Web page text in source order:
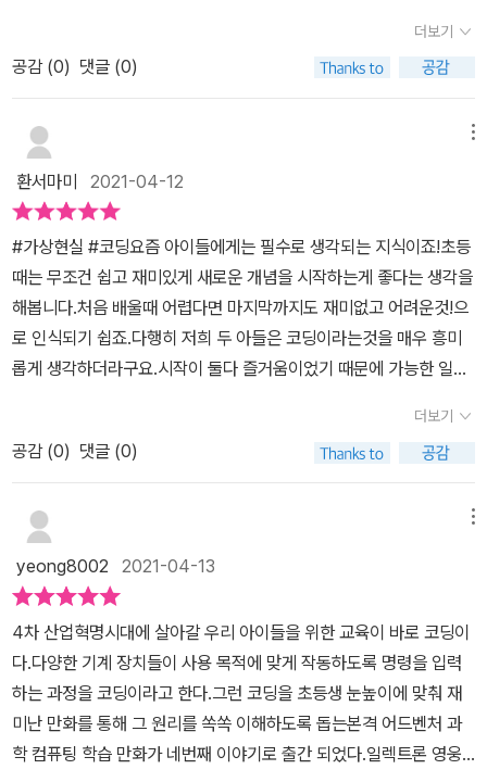
겨져 있다는 사실을 알게 되면 새삼스럽게 세상이 다르게 보이게 됩
니다. ​ 단순해보이는 선풍기를 보더라도 전원이 들어왔다는 ON이라
되어지니 신기하지요. ​ ​ ​ ​ 이렇게 주변을 둘러보니 이제는 코딩을 떼어
놓고는 생활이 어려워졌다는 생각을 문득 하게 됩니다. 이래서 일찍
부터 학교에서 소프트웨어 교육을 해야하는 필요가 있는가봅니다. 하
지만 교육적인 목표는 전국민의 엔지니어化가 아니라 아이들에게 교
육적인 효과로서 미래지향적 인재 육성일 것이겠습니다. ​ ​ ​ ​ 갑작스럽
게 큰 지진을 겪게되는 주인공 일행들, 그런데 이제는 끝났다고 여겨
지는 지진이 아직도 남아있다면서 말을 하는 기계가 있습니다. 그것
은 바로 '마이크로비트' 땅의 흔들림을 감지하여 표시하고 있지요. ​ ​ ​ ​
다면 이 마이크로비트의 원리는 무엇일까요? 그리고 이 마이크로비
트와 코딩은 서로 어떠한 전기적인 원리로 이루어질까요? ​ ​ ​ ​ '일렉트
론 영웅전'은 지진이라는 과학의 지식을 코딩과 전기의 원리와 연계
하여 학습을 할 수 있도록 해줍니다. ​ 단순한 만화라고 하기에는 그 속
에 담겨진 학습적 가치가 참 높은 것 같아 1권부터 욕심을 내고 있습
니다. ​ ​ ​ ​ 그냥 넘어가도 될 것 같은데 프로그램을 통해 실제로 움직이
고 실행을 확인할 수 있는 키트 활용이 가능하다고도 합니다. ​ 알고보
니 '일렉트론 영웅전' 4권이 나오기 전 앞서 나온 다른 편 중에 '확장
팩'의 형태로 스크래치 코딩을 전기적 원리에 맞추어 실제로 적용할
수 있는 키트가 있더라구요. ​ 아무래도 키트까지 전부 탐나게 만듭니
다. 단순하게 코딩으로 끝나기에는 너무나도 아쉽다는 느낌이 들기
때문이지요. 천천히 '일렉트론 영웅전'의 재미에 빠지면서 새로운 생
시간이었어요.그럼 4권은? 가상현실과 스크레치 코딩에 대해서 알아
보는 시간입니다.코딩과 전자기기는 떼려야 뗄 수 없는 관계이므로전
기가 어떤 방식으로 흐르고 어떻게 제어되는지 알면 한층 더 쉽게 이
해할 수 있고 생각의 폭도 넓어져요.그런데 전기, 코딩 모두 어렵기 때
문에 초등학교 아이들이 배우기 어려운 면이 있어요.아이들이 만화와
실험키트로 재미있게 접근 할 수 있어서 좋은거 같아요.#일렉트론영
웅전 은 초등, 중등 #교과연계 도서입니다.버글러 종족에게 공격당해
폐허가 되어버린 코딩행성그곳에서 살아남은 친구들이 긍정아이콘
부품종족을 만나면서 희망을 되찾게 되죠.친구들은 힘을 모아 코딩행
성 탈출에 성공하고 다른 행성에서 버글러 종족에게 맞서는 친구들을
만나서 또 다른 모험을 떠나요.어렵고 힘든일을 겪으면서 숨겨진 능
력도 알게되는 주인공들 입니다.#일렉트론영웅전 의 주인공들은 인
간도 있지만 건전지, 커넥터, 모터, 마이크로비트, 스위치 같은 전자
부품 친구들이에요.책을 읽기만해도 전자부품들의 기능들을 알 수 있
내요.하지만 다시 희망을 품게 되죠#초등과학 #학습만화 지만 이야
기 속에는 모험, 도전, 희망, 우정을 담고있어서아이들에게 추천할만
한 내용이에요.#일렉트론영웅전 의 단점이 있다면 다음편 출간될때
까지 너무 시간이 오래걸린다는거~그래서인지 스토리는 완성도가
높지만 뒷 이야기가 너무 궁금해져요.4권까지 출간되었는데 코딩행
성을 되찾을때까지 이야기가 계속되겠죠?다음편을 궁금하게 만드는
마무리로 끝나기 때문에 기다리지 않을수가 없어요.5권은 좀 빨리 나
와주었으면 하는 바람이 있네요.4권 실습키트가 포함되어 있고 나머
더보기
공감 (0) 댓글 (0)
환서마미 2021-04-12
#가상현실 #코딩요즘 아이들에게는 필수로 생각되는 지식이죠!초등
때는 무조건 쉽고 재미있게 새로운 개념을 시작하는게 좋다는 생각을
해봅니다.처음 배울때 어렵다면 마지막까지도 재미없고 어려운것!으
로 인식되기 쉽죠.다행히 저희 두 아들은 코딩이라는것을 매우 흥미
롭게 생각하더라구요.시작이 둘다 즐거움이었기 때문에 가능한 일인
하는 바람입니다.학습만화를 좋아하는 아들들이 이번에 읽은 책은 길
벗 출판사의 [일렉트론 영웅전 4번째 가상현실과 코딩] 입니다.우선
은 다 읽고,, 어서 1권부터 3권까지 구매해주라고 합니다. 왜? 어째
서?다 읽고 보니 왜 그런지 알것 같더라구요 ^^ 1권부터 읽으면서 천
렸네요. ^^;;;;코딩과 전자기기의 작동원리는 뗄레야 뗄수 없는 관계가
되어 버렸으니 기초부터 찬찬히 쌓아 올려보기로 했습니다.이 책은
과학 과목 뿐만 아니라 실과 &정보 교과와도 연계되어 있습니다.코딩
이란? 다양한 기계 장치들이 사용 목적에 맞게 작동하도록 명령을 입
력하는 과정입니다. 코딩 방식에 따라 기계장치가 하는 일이 달라지
지요. 즉, 코딩은 창의적이고 논리적인 아이디어입니다. 라고 설명되
어 있습니다.그래서 우리 아이들이 코딩이 무엇인지는 대충 어느정도
더보기
공감 (0) 댓글 (0)
yeong8002 2021-04-13
4차 산업혁명시대에 살아갈 우리 아이들을 위한 교육이 바로 코딩이
다.다양한 기계 장치들이 사용 목적에 맞게 작동하도록 명령을 입력
하는 과정을 코딩이라고 한다.그런 코딩을 초등생 눈높이에 맞춰 재
미난 만화를 통해 그 원리를 쏙쏙 이해하도록 돕는본격 어드벤처 과
학 컴퓨팅 학습 만화가 네번째 이야기로 출간 되었다.일렉트론 영웅